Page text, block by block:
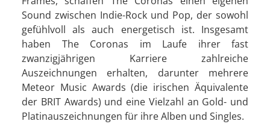
Sound zwischen Indie-Rock und Pop, der sowohl
gefühlvoll als auch energetisch ist. Insgesamt
haben The Coronas im Laufe ihrer fast
zwanzigjährigen Karriere zahlreiche
Auszeichnungen erhalten, darunter mehrere
Meteor Music Awards (die irischen Äquivalente
der BRIT Awards) und eine Vielzahl an Gold- und
Platinauszeichnungen für ihre Alben und Singles.